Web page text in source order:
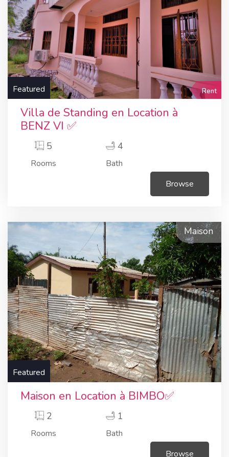
Featured Rent
Villa de Standing en Location à
BENZ VI ✅
5
Rooms
4
Bath
Browse
Maison
Featured
Maison en Location à BIMBO✅
2
Rooms
1
Bath
Browse